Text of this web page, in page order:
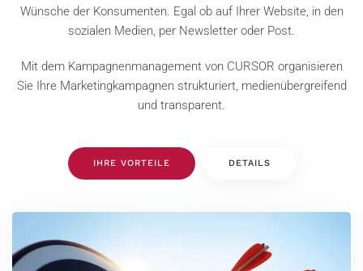
Wünsche der Konsumenten. Egal ob auf Ihrer Website, in den
sozialen Medien, per Newsletter oder Post.
Mit dem Kampagnenmanagement von CURSOR organisieren
Sie Ihre Marketingkampagnen strukturiert, medienübergreifend
und transparent.
IHRE VORTEILE DETAILS